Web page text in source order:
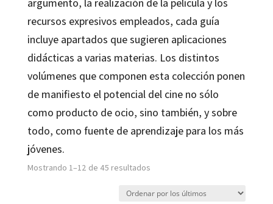
recursos expresivos empleados, cada guía
incluye apartados que sugieren aplicaciones
didácticas a varias materias. Los distintos
volúmenes que componen esta colección ponen
de manifiesto el potencial del cine no sólo
como producto de ocio, sino también, y sobre
todo, como fuente de aprendizaje para los más
jóvenes.
Mostrando 1–12 de 45 resultadosOrdenado